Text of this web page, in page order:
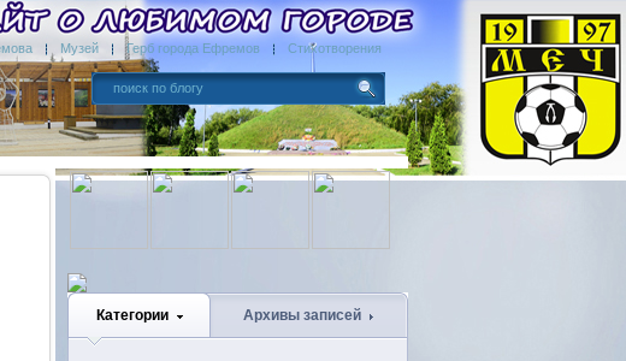
Музей Герб города Ефремов Стихотворения
Категории Архивы записей